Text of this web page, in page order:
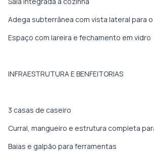
Adega subterrânea com vista lateral para
Espaço com lareira e fechamento em vidro
INFRAESTRUTURA E BENFEITORIAS
3 casas de caseiro
Curral, mangueiro e estrutura completa
Baias e galpão para ferramentas